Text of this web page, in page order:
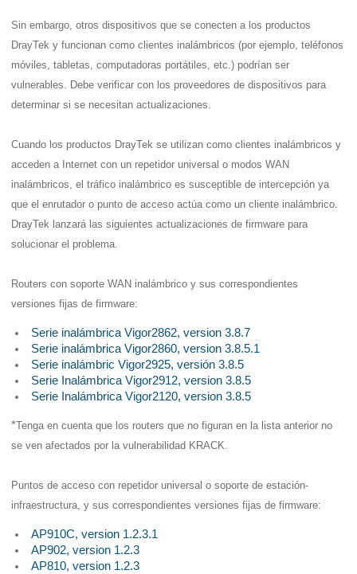
Sin embargo, otros dispositivos que se conecten a los productos
DrayTek y funcionan como clientes inalámbricos (por ejemplo, teléfonos
móviles, tabletas, computadoras portátiles, etc.) podrían ser
vulnerables. Debe verificar con los proveedores de dispositivos para
determinar si se necesitan actualizaciones.
Cuando los productos DrayTek se utilizan como clientes inalámbricos y
acceden a Internet con un repetidor universal o modos WAN
inalámbricos, el tráfico inalámbrico es susceptible de intercepción ya
que el enrutador o punto de acceso actúa como un cliente inalámbrico.
DrayTek lanzará las siguientes actualizaciones de firmware para
solucionar el problema.
Routers con soporte WAN inalámbrico y sus correspondientes
versiones fijas de firmware:
Serie inalámbrica Vigor2862, version 3.8.7
Serie inalámbrica Vigor2860, version 3.8.5.1
Serie inalámbric Vigor2925, versión 3.8.5
Serie Inalámbrica Vigor2912, version 3.8.5
Serie Inalámbrica Vigor2120, version 3.8.5
*Tenga en cuenta que los routers que no figuran en la lista anterior no
se ven afectados por la vulnerabilidad KRACK.
Puntos de acceso con repetidor universal o soporte de estación-
infraestructura, y sus correspondientes versiones fijas de firmware:
AP910C, version 1.2.3.1
AP902, version 1.2.3
AP810, version 1.2.3